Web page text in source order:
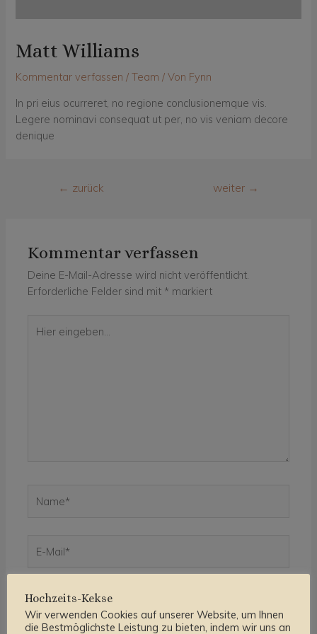
Matt Williams
Kommentar verfassen /Team / Von Fynn
In pri eius ocurreret, no regione conclusionemque vis.
Legere nominavi consequat ut per, no vis veniam decore
denique
Beitragsnavigation
← zurück weiter →
Kommentar verfassen
Deine E-Mail-Adresse wird nicht veröffentlicht.
Erforderliche Felder sind mit * markiert
eingeben…
Mail*
Website
Hochzeits-Kekse
Wir verwenden Cookies auf unserer Website, um Ihnen
die Bestmöglichste Leistung zu bieten, indem wir uns an